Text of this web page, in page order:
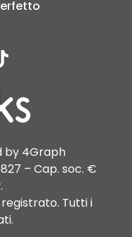
by 4Graph
– Cap. soc. €
Tutti i